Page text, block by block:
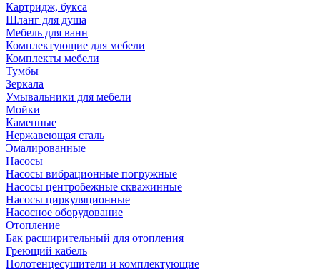
Картридж, букса
Шланг для душа
Мебель для ванн
Комплектующие для мебели
Комплекты мебели
Тумбы
Зеркала
Умывальники для мебели
Мойки
Каменные
Нержавеющая сталь
Эмалированные
Насосы
Насосы вибрационные погружные
Насосы центробежные скважинные
Насосы циркуляционные
Насосное оборудование
Отопление
Бак расширительный для отопления
Греющий кабель
Полотенцесушители и комплектующие